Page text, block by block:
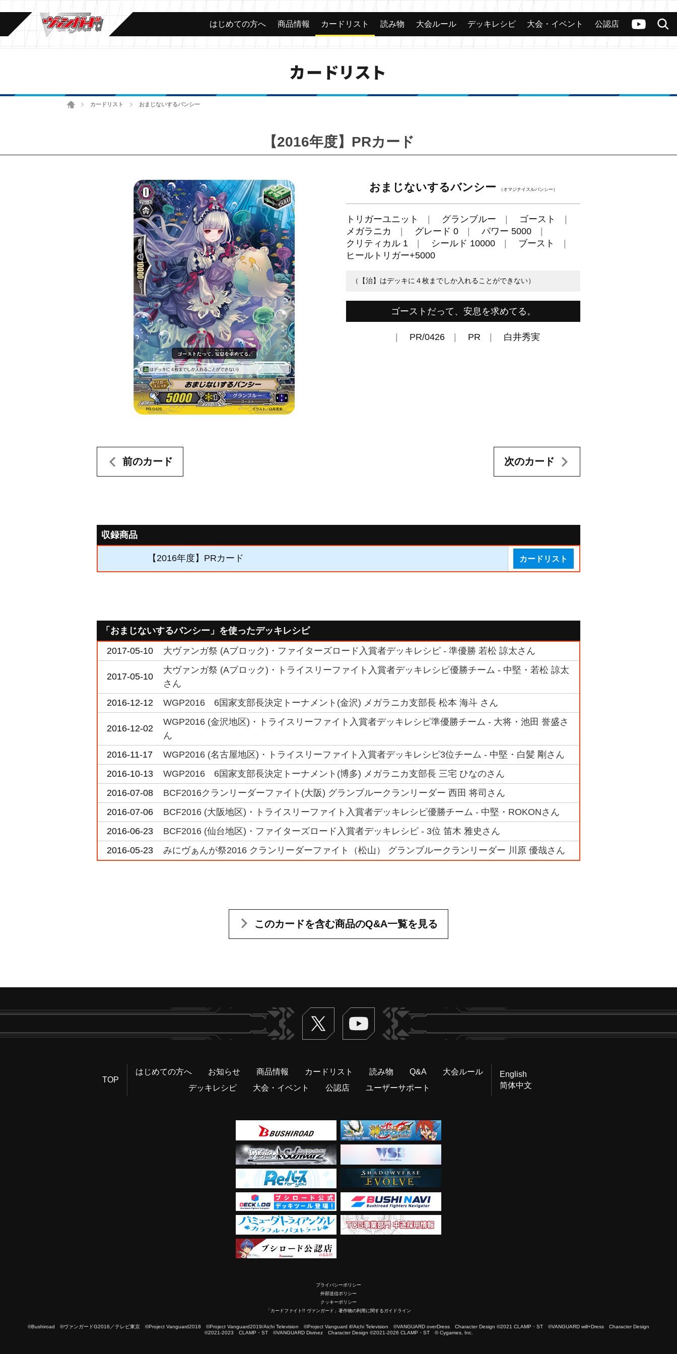
ヴァンガードch
検索
カード 大会 公認店舗 その他
はじめての方へ 商品情報 カードリスト 読み物 大会ルール デッキレシピ 大会・イベント 公認店
カードリスト
ホームカードリスト おまじないするバンシー
【2016年度】PRカード
おまじないするバンシー （オマジナイスルバンシー）
トリガーユニット グランブルー
ゴースト
メガラニカ
グレード 0
パワー 5000
クリティカル 1
シールド 10000
ブースト
ヒールトリガー+5000
（【治】はデッキに４枚までしか入れることができない）
ゴーストだって、安息を求めてる。
PR/0426 PR 白井秀実
前のカード 次のカード
収録商品
【2016年度】PRカード カードリスト
「おまじないするバンシー」を使ったデッキレシピ
2017-05-10
大ヴァンガ祭 (Aブロック)・ファイターズロード入賞者デッキレシピ - 準優勝 若松 諒太さん
2017-05-10
大ヴァンガ祭 (Aブロック)・トライスリーファイト入賞者デッキレシピ優勝チーム - 中堅・若松 諒太
さん
2016-12-12
WGP2016 6国家支部長決定トーナメント(金沢) メガラニカ支部長 松本 海斗 さん
2016-12-02
WGP2016 (金沢地区)・トライスリーファイト入賞者デッキレシピ準優勝チーム - 大将・池田 誉盛さ
ん
2016-11-17
WGP2016 (名古屋地区)・トライスリーファイト入賞者デッキレシピ3位チーム - 中堅・白髪 剛さん
2016-10-13
WGP2016 6国家支部長決定トーナメント(博多) メガラニカ支部長 三宅 ひなのさん
2016-07-08
BCF2016クランリーダーファイト(大阪) グランブルークランリーダー 西田 将司さん
2016-07-06
BCF2016 (大阪地区)・トライスリーファイト入賞者デッキレシピ優勝チーム - 中堅・ROKONさん
2016-06-23
BCF2016 (仙台地区)・ファイターズロード入賞者デッキレシピ - 3位 笛木 雅史さん
2016-05-23
みにヴぁんが祭2016 クランリーダーファイト（松山） グランブルークランリーダー 川原 優哉さん
このカードを含む商品のQ&A一覧を見る
Twitter ヴァンガードch
TOP
はじめての方へ お知らせ 商品情報 カードリスト 読み物 Q&A
大会ルール
デッキレシピ
大会・イベント 公認店 ユーザーサポート
English
简体中文
プライバシーポリシー
外部送信ポリシー
クッキーポリシー
「カードファイト!! ヴァンガード」著作物の利用に関するガイドライン
©Bushiroad ©ヴァンガードG2016／テレビ東京 ©Project Vanguard2018 ©Project Vanguard2019/Aichi Television ©Project Vanguard if/Aichi Television ©VANGUARD overDress Character Design ©2021 CLAMP・ST ©VANGUARD will+Dress Character Design
©2021-2023 CLAMP・ST ©VANGUARD Divinez Character Design ©2021-2026 CLAMP・ST © Cygames, Inc.